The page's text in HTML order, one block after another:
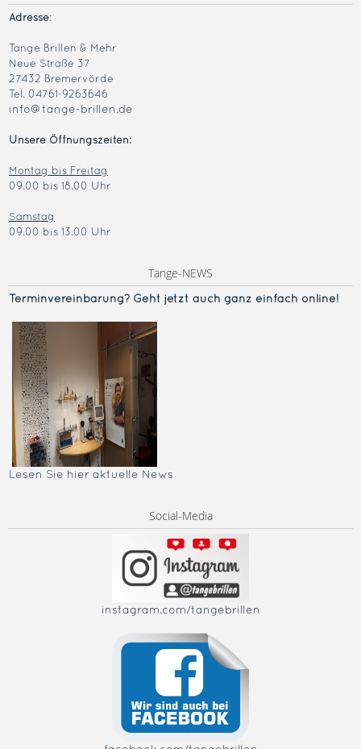
Adresse:
Tange Brillen & Mehr
Neue Straße 37
27432 Bremervörde
Tel. 04761-9263646
info@tange-brillen.de
Unsere Öffnungszeiten:
Montag bis Freitag
09.00 bis 18.00 Uhr
Samstag
09.00 bis 13.00 Uhr
Tange-NEWS
Terminvereinbarung? Geht jetzt auch ganz einfach online!
Lesen Sie hier aktuelle News
Social-Media
instagram.com/tangebrillen